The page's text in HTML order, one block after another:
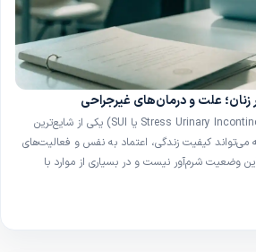
زنان؛ علت و درمان‌های غیرجراحی
بی‌اختیاری ادرار استرسی (Stress Urinary Incontinence یا SUI) یکی از شایع‌ترین
می‌تواند کیفیت زندگی، اعتماد به نفس و فعالیت‌های
وضعیت شرم‌آور نیست و در بسیاری از موارد با
است. در این مقاله با تعریف، علل و […]